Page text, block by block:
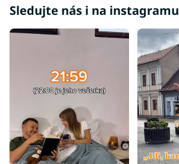
Sledujte nás i na instagramu